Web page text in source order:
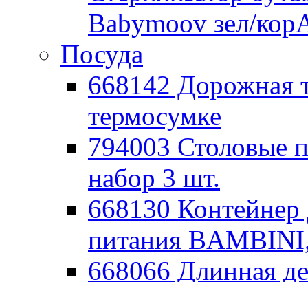
Babymoov зел/
Посуда
668142 Дорожная
термосумке
794003 Столовые
набор 3 шт.
668130 Контейнер
питания
668066 Длинная